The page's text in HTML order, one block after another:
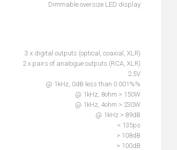
Dimmable oversize LED display
3 x digital outputs (optical, coaxial, XLR)
2 x pairs of analogue outputs (RCA, XLR)
2.5V
@ 1kHz, 0dB less than 0.001%%
@ 1kHz, 8ohm > 150W
@ 1kHz, 4ohm > 230W
@ 1kHz > 89dB
< 135ps
> 108dB
> 100dB